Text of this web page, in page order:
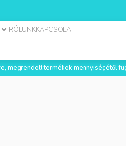
RÓLUNKKAPCSOLAT
megrendelt termékek mennyiségétől